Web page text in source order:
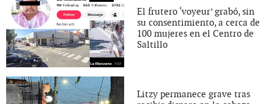
El frutero ‘voyeur’ grabó, sin
su consentimiento, a cerca de
100 mujeres en el Centro de
Saltillo
Litzy permanece grave tras